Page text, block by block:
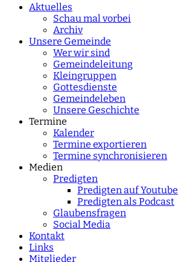
Aktuelles
Schau mal vorbei
Archiv
Unsere Gemeinde
Wer wir sind
Gemeindeleitung
Kleingruppen
Gottesdienste
Gemeindeleben
Unsere Geschichte
Termine
Kalender
Termine exportieren
Termine synchronisieren
Medien
Predigten
Predigten auf Youtube
Predigten als Podcast
Glaubensfragen
Social Media
Kontakt
Links
Mitglieder